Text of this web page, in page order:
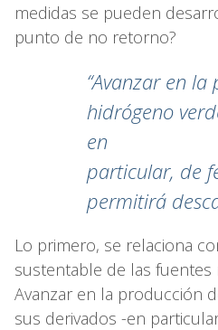
medidas se pueden
punto de no retorno?
“Avanzar en
hidrógeno
en
particular, de
permitirá
Lo primero, se relaciona
sustentable de las fuentes
Avanzar en la producción
sus derivados -en